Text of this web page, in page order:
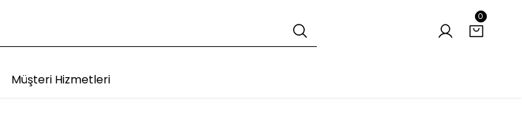
0
Müşteri Hizmetleri